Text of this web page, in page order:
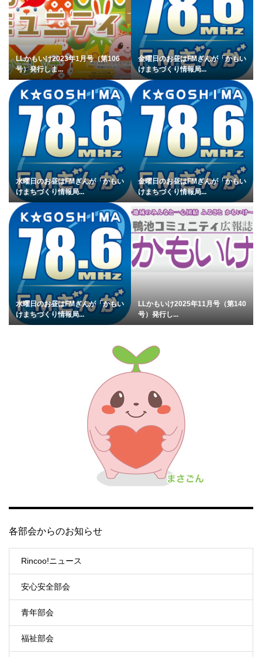
LLかもいけ2023年1月号（第106
号）発行しま...
金曜日のお昼はFMぎんが「かもい
けまちづくり情報局...
水曜日のお昼はFMぎんが「かもい
けまちづくり情報局...
金曜日のお昼はFMぎんが「かもい
けまちづくり情報局...
水曜日のお昼はFMぎんが「かもい
けまちづくり情報局...
LLかもいけ2025年11月号（第140
号）発行し...
各部会からのお知らせ
Rincoo!ニュース
安心安全部会
青年部会
福祉部会